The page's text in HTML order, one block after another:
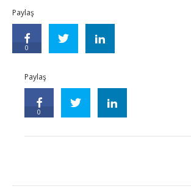
Paylaş
0
Paylaş
0